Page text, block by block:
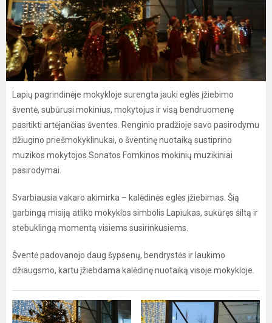
Lapių pagrindinėje mokykloje surengta jauki eglės įžiebimo
šventė, subūrusi mokinius, mokytojus ir visą bendruomenę
pasitikti artėjančias šventes. Renginio pradžioje savo pasirodymu
džiugino priešmokyklinukai, o šventinę nuotaiką sustiprino
muzikos mokytojos Sonatos Fomkinos mokinių muzikiniai
pasirodymai.
Svarbiausia vakaro akimirka – kalėdinės eglės įžiebimas. Šią
garbingą misiją atliko mokyklos simbolis Lapiukas, sukūręs šiltą ir
stebuklingą momentą visiems susirinkusiems.
Šventė padovanojo daug šypsenų, bendrystės ir laukimo
džiaugsmo, kartu įžiebdama kalėdinę nuotaiką visoje mokykloje.